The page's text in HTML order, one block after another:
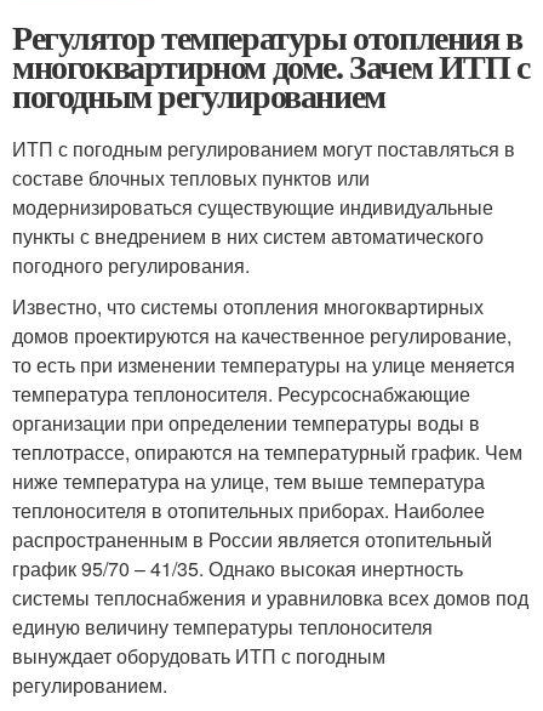
Регулятор температуры отопления в
многоквартирном доме. Зачем ИТП с
погодным регулированием
ИТП с погодным регулированием могут поставляться в
составе блочных тепловых пунктов или
модернизироваться существующие индивидуальные
пункты с внедрением в них систем автоматического
погодного регулирования.
Известно, что системы отопления многоквартирных
домов проектируются на качественное регулирование,
то есть при изменении температуры на улице меняется
температура теплоносителя. Ресурсоснабжающие
организации при определении температуры воды в
теплотрассе, опираются на температурный график. Чем
ниже температура на улице, тем выше температура
теплоносителя в отопительных приборах. Наиболее
распространенным в России является отопительный
график 95/70 – 41/35. Однако высокая инертность
системы теплоснабжения и уравниловка всех домов под
единую величину температуры теплоносителя
вынуждает оборудовать ИТП с погодным
регулированием.